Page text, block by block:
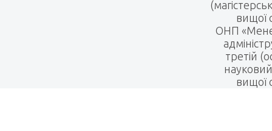
вищої
ОНП
третій
вищої